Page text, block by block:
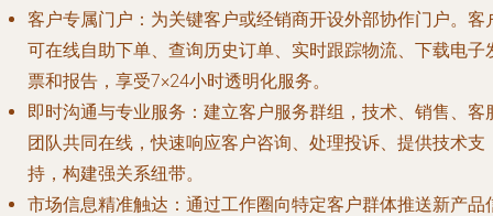
客户专属门户 ：为关键客户或经销商开设外部协作门户。客
可在线自助下单、查询历史订单、实时跟踪物流、下载电子
票和报告，享受7×24小时透明化服务。
即时沟通与专业服务 ：建立客户服务群组，技术、销售、客
团队共同在线，快速响应客户咨询、处理投诉、提供技术支
持，构建强关系纽带。
市场信息精准触达 ：通过工作圈向特定客户群体推送新产品